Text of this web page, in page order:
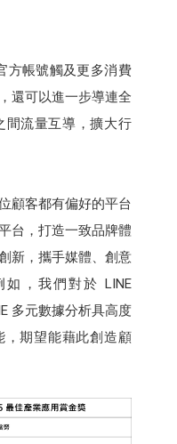
方帳號觸及更多消費
還可以進一步導連全
間流量互導，擴大行
顧客都有偏好的平台
台，打造一致品牌體
新，攜手媒體、創意
，我們對於 LINE
多元數據分析具高度
，期望能藉此創造顧